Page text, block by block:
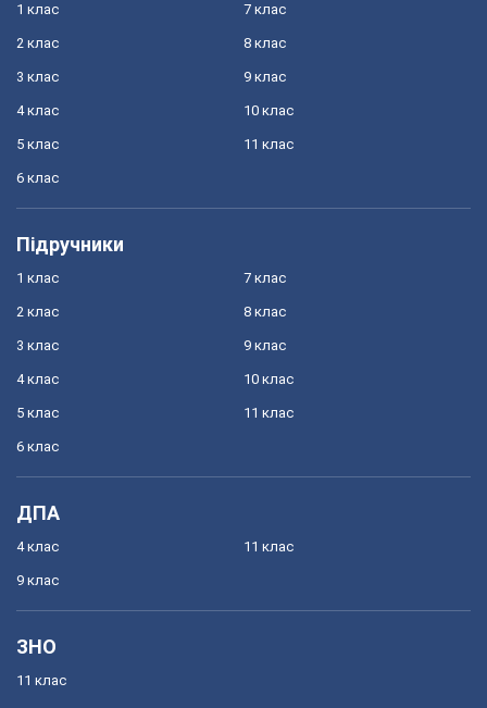
1 клас
2 клас
3 клас
4 клас
5 клас
6 клас
7 клас
8 клас
9 клас
10 клас
11 клас
Підручники
1 клас
2 клас
3 клас
4 клас
5 клас
6 клас
7 клас
8 клас
9 клас
10 клас
11 клас
ДПА
4 клас
9 клас
11 клас
ЗНО
11 клас